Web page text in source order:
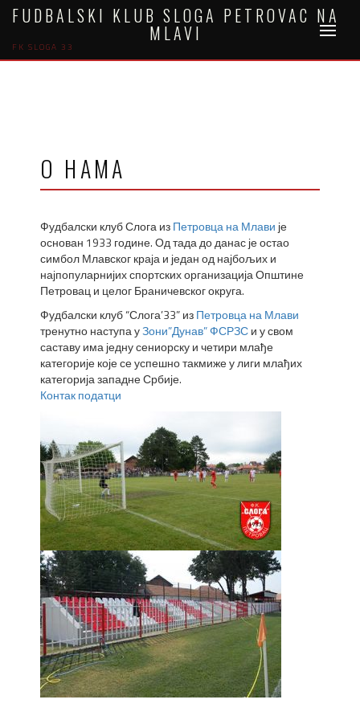
SkipFUDBALSKI KLUB SLOGA PETROVAC NA
MLAVI
FK SLOGA 33
О НАМА
Фудбалски клуб Слога изПетровца на Млави је
основан 1933 године. Од тада до данас је остао
симбол Млавског краја и један од најбољих и
најпопуларнијих спортских организација Општине
Петровац и целог Браничевског округа.
Фудбалски клуб “Слога’33” изПетровца на Млави
тренутно наступа уЗони”Дунав” ФСРЗСи у свом
саставу има једну сениорску и четири млађе
категорије које се успешно такмиже у лиги млађих
категорија западне Србије.
Контак податци